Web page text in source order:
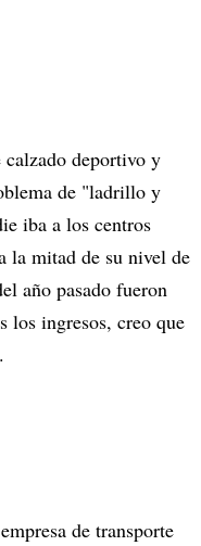
calzado deportivo y
de "ladrillo y
iba a los centros
la mitad de su nivel de
año pasado fueron
los ingresos, creo que
de transporte